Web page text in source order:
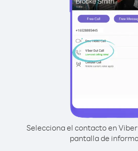
Selecciona el contacto en
pantalla de